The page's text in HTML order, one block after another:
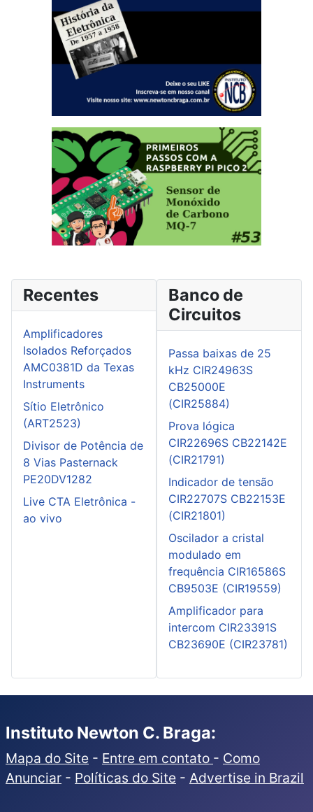
Recentes
Amplificadores
Isolados Reforçados
AMC0381D da Texas
Instruments
Sítio Eletrônico
(ART2523)
Divisor de Potência de
8 Vias Pasternack
PE20DV1282
Live CTA Eletrônica -
ao vivo
Banco de
Circuitos
Passa baixas de 25
kHz CIR24963S
CB25000E
(CIR25884)
Prova lógica
CIR22696S CB22142E
(CIR21791)
Indicador de tensão
CIR22707S CB22153E
(CIR21801)
Oscilador a cristal
modulado em
frequência CIR16586S
CB9503E (CIR19559)
Amplificador para
intercom CIR23391S
CB23690E (CIR23781)
Instituto Newton C. Braga:
Mapa do Site - Entre em contato - Como
Anunciar - Políticas do Site - Advertise in Brazil